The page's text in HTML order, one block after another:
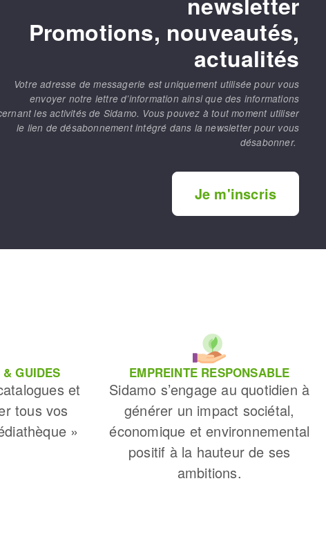
Tours à métaux
Promotions, nouveautés,
actualités
Votre adresse de messagerie est uniquement utilisée pour vous
envoyer notre lettre d’information ainsi que des informations
les activités de Sidamo. Vous pouvez à tout moment utiliser
le lien de désabonnement intégré dans la newsletter pour vous
désabonner.
Je m'inscris
& GUIDES
et
tous vos
»
EMPREINTE RESPONSABLE
Sidamo s’engage au quotidien à
générer un impact sociétal,
économique et environnemental
positif à la hauteur de ses
ambitions.